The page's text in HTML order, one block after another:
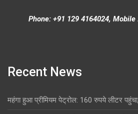
Phone: +91 129 4164024, Mobile
Recent News
महंगा हुआ प्रीमियम पेट्रोल: 160 रुपये लीटर